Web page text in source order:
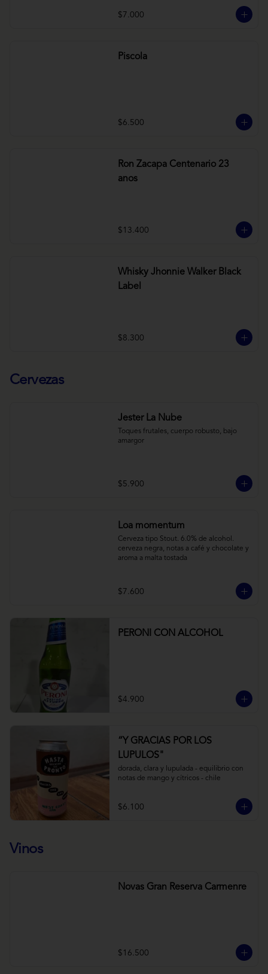
$7.000
Piscola
$6.500
Ron Zacapa Centenario 23
anos
$13.400
Whisky Jhonnie Walker Black
Label
$8.300
Cervezas
Jester La Nube
Toques frutales, cuerpo robusto, bajo
amargor
$5.900
Loa momentum
Cerveza tipo Stout. 6.0% de alcohol.
cerveza negra, notas a café y chocolate y
aroma a malta tostada
$7.600
PERONI CON ALCOHOL
$4.900
“Y GRACIAS POR LOS
LUPULOS"
dorada, clara y lupulada - equilibrio con
notas de mango y cítricos - chile
$6.100
Vinos
Novas Gran Reserva Carmenre
$16.500